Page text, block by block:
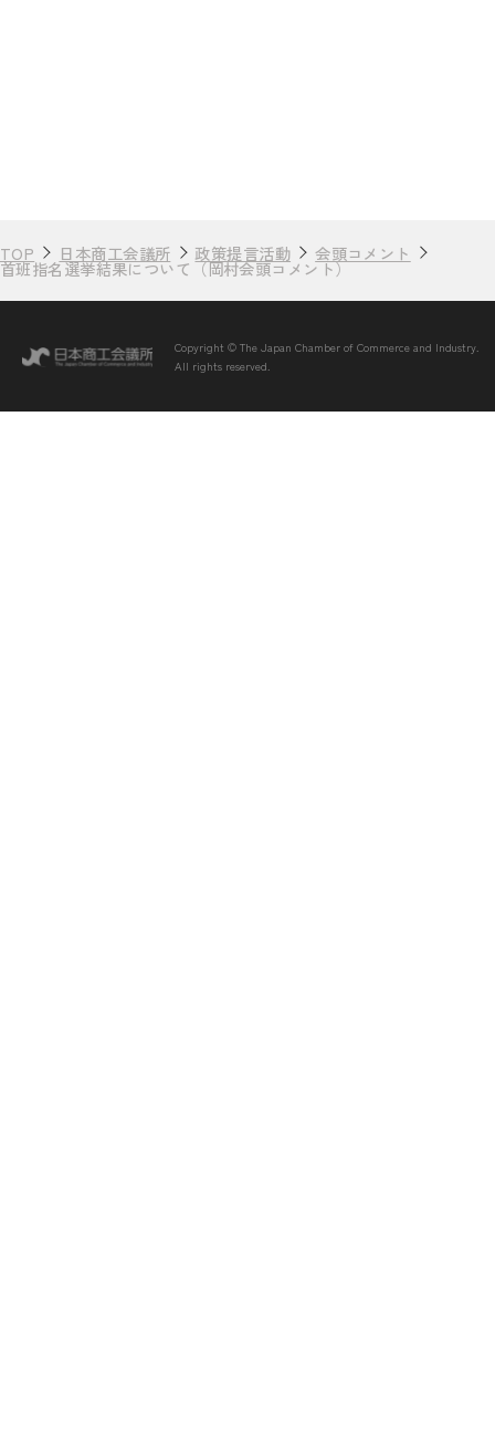
TOP 日本商工会議所 政策提言活動 会頭コメント
首班指名選挙結果について（岡村会頭コメント）
Copyright © The Japan Chamber of Commerce and Industry.
All rights reserved.